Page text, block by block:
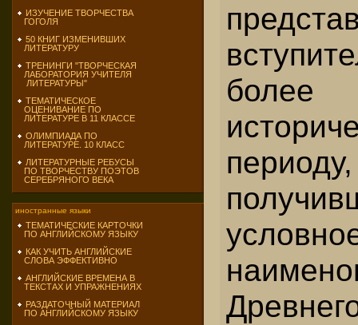
ИЗУЧЕНИЕ ТВОРЧЕСТВА
ГОГОЛЯ
50 КНИГ ИЗМЕНИВШИХ
ЛИТЕРАТУРУ
ТРЕНИНГИ "ТВОРЧЕСКАЯ
ЛАБОРАТОРИЯ УЧИТЕЛЯ
ЛИТЕРАТУРЫ"
ТЕМАТИЧЕСКОЕ
ОЦЕНИВАНИЕ ПО
ЛИТЕРАТУРЕ В 11 КЛАССЕ
ОЛИМПИАДА ПО
ЛИТЕРАТУРЕ. 10 КЛАСС
ЛИТЕРАТУРНЫЕ РЕБУСЫ
ПО ТВОРЧЕСТВУ ПОЭТОВ
СЕРЕБРЯНОГО ВЕКА
иностранные языки
ТЕМАТИЧЕСКИЕ КАРТОЧКИ
ПО АНГЛИЙСКОМУ ЯЗЫКУ
КАК УЧИТЬ АНГЛИЙСКИЕ
СЛОВА ЭФФЕКТИВНО
АНГЛИЙСКИЕ ВРЕМЕНА В
ТЕКСТАХ И УПРАЖНЕНИЯХ
РАЗДАТОЧНЫЙ МАТЕРИАЛ
ПО АНГЛИЙСКОМУ ЯЗЫКУ
более
периоду,